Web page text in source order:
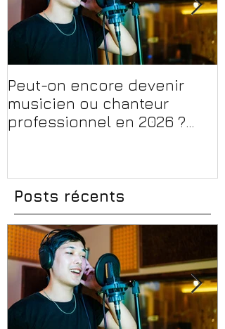
Peut-on encore devenir
musicien ou chanteur
professionnel en 2026 ?
Posts récents